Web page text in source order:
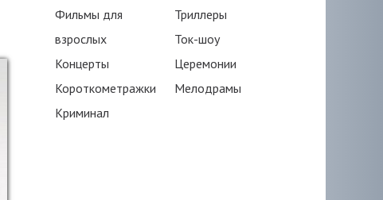
Фильмы для
взрослых
Концерты
Короткометражки
Криминал
Триллеры
Ток-шоу
Церемонии
Мелодрамы